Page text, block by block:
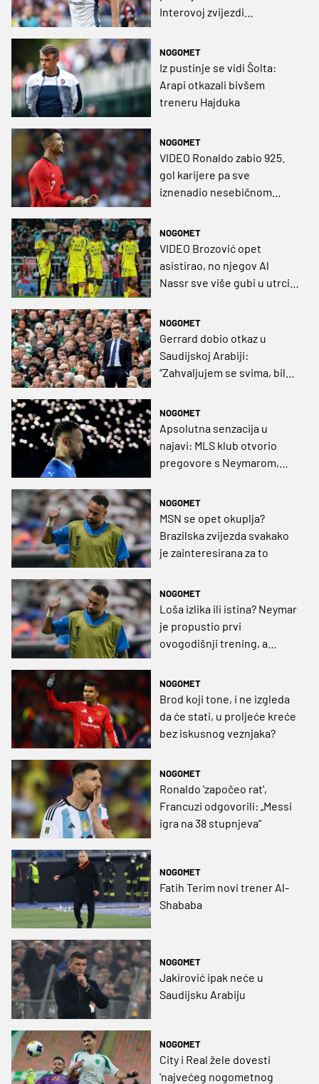
Interovoj zvijezdi
NOGOMET
Iz pustinje se vidi Šolta:
Arapi otkazali bivšem
treneru Hajduka
NOGOMET
VIDEO Ronaldo zabio 925.
gol karijere pa sve
iznenadio nesebičnom
NOGOMET
VIDEO Brozović opet
asistirao, no njegov Al
Nassr sve više gubi u utrci
NOGOMET
Gerrard dobio otkaz u
Saudijskoj Arabiji:
“Zahvaljujem se svima, bilo
NOGOMET
Apsolutna senzacija u
najavi: MLS klub otvorio
pregovore s Neymarom,
NOGOMET
MSN se opet okuplja?
Brazilska zvijezda svakako
je zainteresirana za to
NOGOMET
Loša izlika ili istina? Neymar
je propustio prvi
ovogodišnji trening, a
NOGOMET
Brod koji tone, i ne izgleda
da će stati, u proljeće kreće
bez iskusnog veznjaka?
NOGOMET
Ronaldo 'započeo rat',
Francuzi odgovorili: „Messi
igra na 38 stupnjeva“
NOGOMET
Fatih Terim novi trener Al-
Shababa
NOGOMET
Jakirović ipak neće u
Saudijsku Arabiju
NOGOMET
City i Real žele dovesti
'najvećeg nogometnog